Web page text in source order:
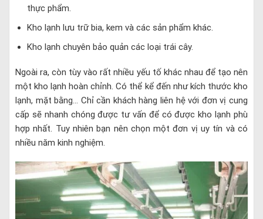
thực phẩm.
Kho lạnh lưu trữ bia, kem và các sản phẩm khác.
Kho lạnh chuyên bảo quản các loại trái cây.
Ngoài ra, còn tùy vào rất nhiều yếu tố khác nhau để tạo nên
một kho lạnh hoàn chỉnh. Có thể kể đến như kích thước kho
lạnh, mặt bằng… Chỉ cần khách hàng liên hệ với đơn vị cung
cấp sẽ nhanh chóng được tư vấn để có được kho lạnh phù
hợp nhất. Tuy nhiên bạn nên chọn một đơn vị uy tín và có
nhiều năm kinh nghiệm.